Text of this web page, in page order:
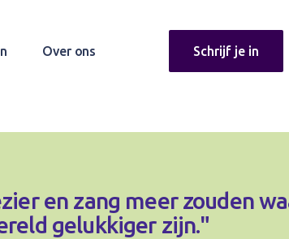
Over ons Schrijf je in
en zang meer zouden
gelukkiger zijn."